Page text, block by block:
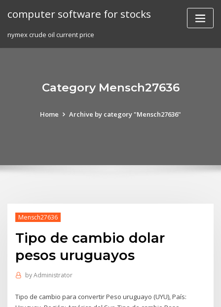
computer software for stocks
nymex crude oil current price
Category Mensch27636
Home Archive by category "Mensch27636"
Mensch27636
Tipo de cambio dolar
pesos uruguayos
byAdministrator
Tipo de cambio para convertir Peso uruguayo (UYU), País: